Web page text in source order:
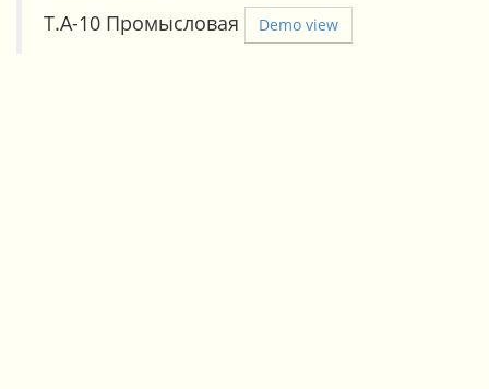
Т.А-10 Промысловая Demo view